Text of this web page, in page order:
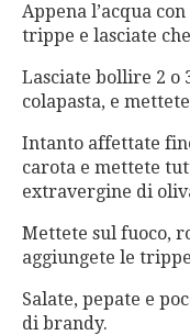
Appena l’acqua
trippe e lasciate
Lasciate bollire 2 o
colapasta, e
Intanto affettate
carota e mettete
extravergine di
Mettete sul fuoco,
aggiungete le
Salate, pepate e
di brandy.